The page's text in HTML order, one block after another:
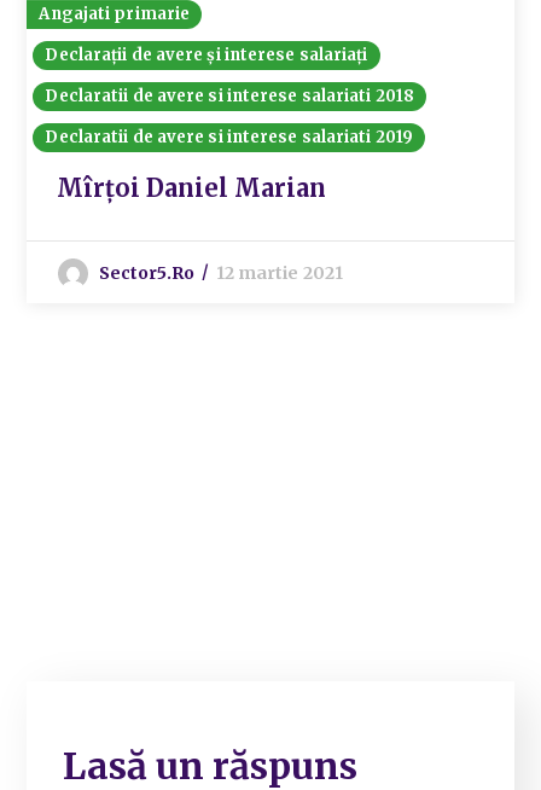
Angajati primarie
Declarații de avere și interese salariați
Declaratii de avere si interese salariati 2018
Declaratii de avere si interese salariati 2019
Mîrțoi Daniel Marian
Sector5.ro 12 martie 2021
Lasă un răspuns